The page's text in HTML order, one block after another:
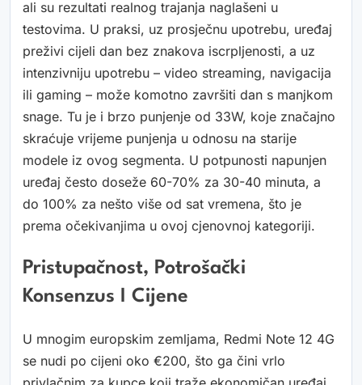
ali su rezultati realnog trajanja naglašeni u
testovima. U praksi, uz prosječnu upotrebu, uređaj
preživi cijeli dan bez znakova iscrpljenosti, a uz
intenzivniju upotrebu – video streaming, navigacija
ili gaming – može komotno završiti dan s manjkom
snage. Tu je i brzo punjenje od 33W, koje značajno
skraćuje vrijeme punjenja u odnosu na starije
modele iz ovog segmenta. U potpunosti napunjen
uređaj često doseže 60-70% za 30-40 minuta, a
do 100% za nešto više od sat vremena, što je
prema očekivanjima u ovoj cjenovnoj kategoriji.
Pristupačnost, Potrošački
Konsenzus I Cijene
U mnogim europskim zemljama, Redmi Note 12 4G
se nudi po cijeni oko €200, što ga čini vrlo